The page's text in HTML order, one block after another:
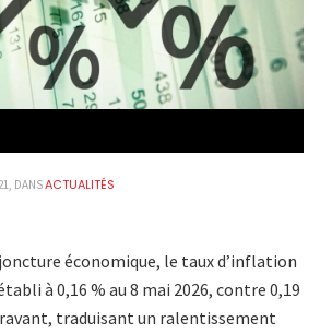
DANSACTUALITÉS
économique, le taux d’inflation
à 0,16 % au 8 mai 2026, contre 0,19
traduisant un ralentissement